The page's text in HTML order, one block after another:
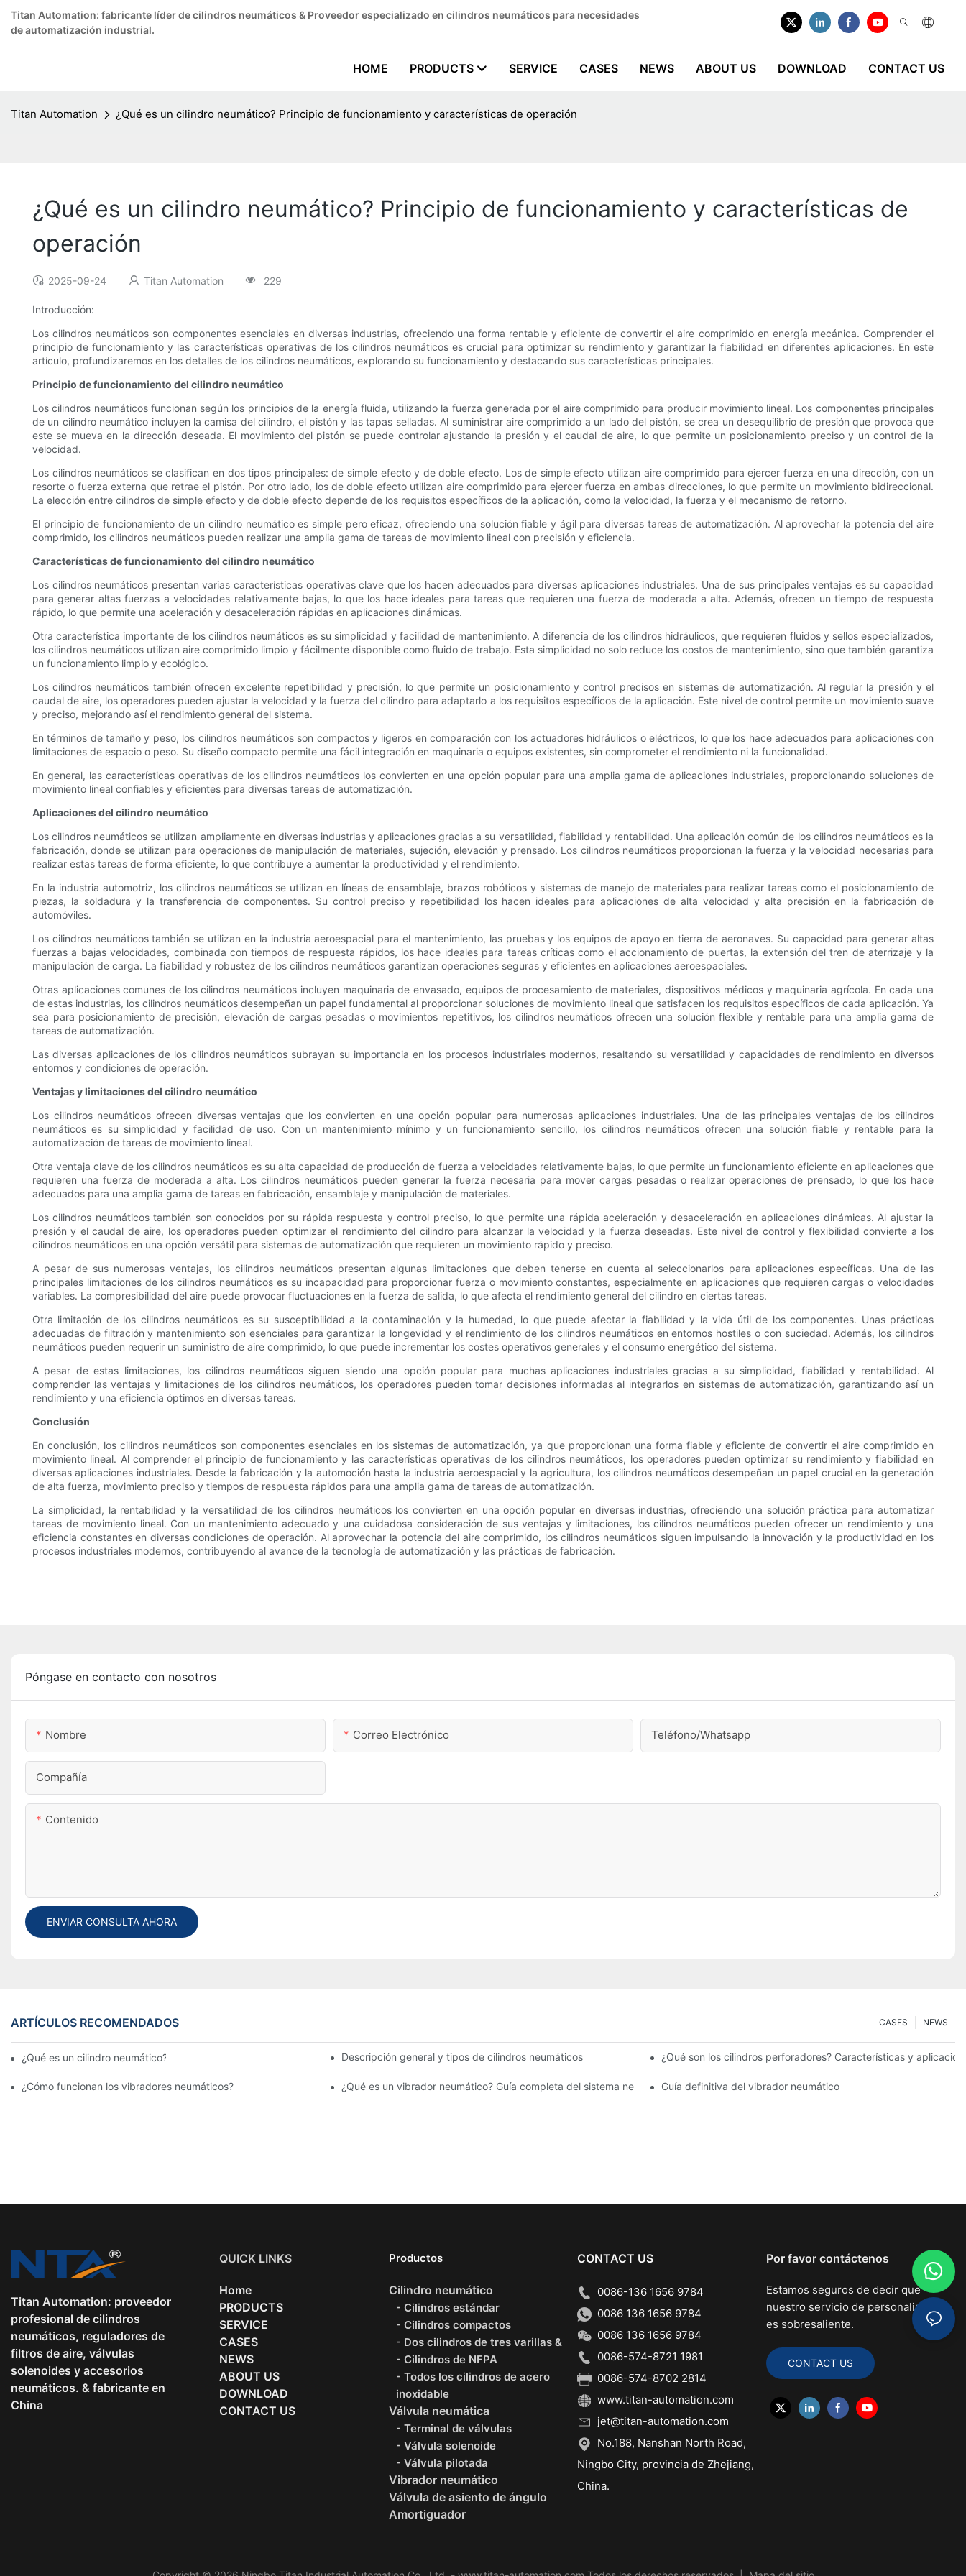
Titan Automation: fabricante líder de cilindros neumáticos & Proveedor especializado en cilindros neumáticos para necesidades
de automatización industrial.
HOME PRODUCTS SERVICE CASES NEWS ABOUT US DOWNLOAD CONTACT US
Titan Automation ¿Qué es un cilindro neumático? Principio de funcionamiento y características de operación
¿Qué es un cilindro neumático? Principio de funcionamiento y características de
operación
2025-09-24 Titan Automation 229
Introducción:
Los cilindros neumáticos son componentes esenciales en diversas industrias, ofreciendo una forma rentable y eficiente de convertir el aire comprimido en energía mecánica. Comprender el
principio de funcionamiento y las características operativas de los cilindros neumáticos es crucial para optimizar su rendimiento y garantizar la fiabilidad en diferentes aplicaciones. En este
artículo, profundizaremos en los detalles de los cilindros neumáticos, explorando su funcionamiento y destacando sus características principales.
Principio de funcionamiento del cilindro neumático
Los cilindros neumáticos funcionan según los principios de la energía fluida, utilizando la fuerza generada por el aire comprimido para producir movimiento lineal. Los componentes principales
de un cilindro neumático incluyen la camisa del cilindro, el pistón y las tapas selladas. Al suministrar aire comprimido a un lado del pistón, se crea un desequilibrio de presión que provoca que
este se mueva en la dirección deseada. El movimiento del pistón se puede controlar ajustando la presión y el caudal de aire, lo que permite un posicionamiento preciso y un control de la
velocidad.
Los cilindros neumáticos se clasifican en dos tipos principales: de simple efecto y de doble efecto. Los de simple efecto utilizan aire comprimido para ejercer fuerza en una dirección, con un
resorte o fuerza externa que retrae el pistón. Por otro lado, los de doble efecto utilizan aire comprimido para ejercer fuerza en ambas direcciones, lo que permite un movimiento bidireccional.
La elección entre cilindros de simple efecto y de doble efecto depende de los requisitos específicos de la aplicación, como la velocidad, la fuerza y ​​el mecanismo de retorno.
El principio de funcionamiento de un cilindro neumático es simple pero eficaz, ofreciendo una solución fiable y ágil para diversas tareas de automatización. Al aprovechar la potencia del aire
comprimido, los cilindros neumáticos pueden realizar una amplia gama de tareas de movimiento lineal con precisión y eficiencia.
Características de funcionamiento del cilindro neumático
Los cilindros neumáticos presentan varias características operativas clave que los hacen adecuados para diversas aplicaciones industriales. Una de sus principales ventajas es su capacidad
para generar altas fuerzas a velocidades relativamente bajas, lo que los hace ideales para tareas que requieren una fuerza de moderada a alta. Además, ofrecen un tiempo de respuesta
rápido, lo que permite una aceleración y desaceleración rápidas en aplicaciones dinámicas.
Otra característica importante de los cilindros neumáticos es su simplicidad y facilidad de mantenimiento. A diferencia de los cilindros hidráulicos, que requieren fluidos y sellos especializados,
los cilindros neumáticos utilizan aire comprimido limpio y fácilmente disponible como fluido de trabajo. Esta simplicidad no solo reduce los costos de mantenimiento, sino que también garantiza
un funcionamiento limpio y ecológico.
Los cilindros neumáticos también ofrecen excelente repetibilidad y precisión, lo que permite un posicionamiento y control precisos en sistemas de automatización. Al regular la presión y el
caudal de aire, los operadores pueden ajustar la velocidad y la fuerza del cilindro para adaptarlo a los requisitos específicos de la aplicación. Este nivel de control permite un movimiento suave
y preciso, mejorando así el rendimiento general del sistema.
En términos de tamaño y peso, los cilindros neumáticos son compactos y ligeros en comparación con los actuadores hidráulicos o eléctricos, lo que los hace adecuados para aplicaciones con
limitaciones de espacio o peso. Su diseño compacto permite una fácil integración en maquinaria o equipos existentes, sin comprometer el rendimiento ni la funcionalidad.
En general, las características operativas de los cilindros neumáticos los convierten en una opción popular para una amplia gama de aplicaciones industriales, proporcionando soluciones de
movimiento lineal confiables y eficientes para diversas tareas de automatización.
Aplicaciones del cilindro neumático
Los cilindros neumáticos se utilizan ampliamente en diversas industrias y aplicaciones gracias a su versatilidad, fiabilidad y rentabilidad. Una aplicación común de los cilindros neumáticos es la
fabricación, donde se utilizan para operaciones de manipulación de materiales, sujeción, elevación y prensado. Los cilindros neumáticos proporcionan la fuerza y ​​la velocidad necesarias para
realizar estas tareas de forma eficiente, lo que contribuye a aumentar la productividad y el rendimiento.
En la industria automotriz, los cilindros neumáticos se utilizan en líneas de ensamblaje, brazos robóticos y sistemas de manejo de materiales para realizar tareas como el posicionamiento de
piezas, la soldadura y la transferencia de componentes. Su control preciso y repetibilidad los hacen ideales para aplicaciones de alta velocidad y alta precisión en la fabricación de
automóviles.
Los cilindros neumáticos también se utilizan en la industria aeroespacial para el mantenimiento, las pruebas y los equipos de apoyo en tierra de aeronaves. Su capacidad para generar altas
fuerzas a bajas velocidades, combinada con tiempos de respuesta rápidos, los hace ideales para tareas críticas como el accionamiento de puertas, la extensión del tren de aterrizaje y la
manipulación de carga. La fiabilidad y robustez de los cilindros neumáticos garantizan operaciones seguras y eficientes en aplicaciones aeroespaciales.
Otras aplicaciones comunes de los cilindros neumáticos incluyen maquinaria de envasado, equipos de procesamiento de materiales, dispositivos médicos y maquinaria agrícola. En cada una
de estas industrias, los cilindros neumáticos desempeñan un papel fundamental al proporcionar soluciones de movimiento lineal que satisfacen los requisitos específicos de cada aplicación. Ya
sea para posicionamiento de precisión, elevación de cargas pesadas o movimientos repetitivos, los cilindros neumáticos ofrecen una solución flexible y rentable para una amplia gama de
tareas de automatización.
Las diversas aplicaciones de los cilindros neumáticos subrayan su importancia en los procesos industriales modernos, resaltando su versatilidad y capacidades de rendimiento en diversos
entornos y condiciones de operación.
Ventajas y limitaciones del cilindro neumático
Los cilindros neumáticos ofrecen diversas ventajas que los convierten en una opción popular para numerosas aplicaciones industriales. Una de las principales ventajas de los cilindros
neumáticos es su simplicidad y facilidad de uso. Con un mantenimiento mínimo y un funcionamiento sencillo, los cilindros neumáticos ofrecen una solución fiable y rentable para la
automatización de tareas de movimiento lineal.
Otra ventaja clave de los cilindros neumáticos es su alta capacidad de producción de fuerza a velocidades relativamente bajas, lo que permite un funcionamiento eficiente en aplicaciones que
requieren una fuerza de moderada a alta. Los cilindros neumáticos pueden generar la fuerza necesaria para mover cargas pesadas o realizar operaciones de prensado, lo que los hace
adecuados para una amplia gama de tareas en fabricación, ensamblaje y manipulación de materiales.
Los cilindros neumáticos también son conocidos por su rápida respuesta y control preciso, lo que permite una rápida aceleración y desaceleración en aplicaciones dinámicas. Al ajustar la
presión y el caudal de aire, los operadores pueden optimizar el rendimiento del cilindro para alcanzar la velocidad y la fuerza deseadas. Este nivel de control y flexibilidad convierte a los
cilindros neumáticos en una opción versátil para sistemas de automatización que requieren un movimiento rápido y preciso.
A pesar de sus numerosas ventajas, los cilindros neumáticos presentan algunas limitaciones que deben tenerse en cuenta al seleccionarlos para aplicaciones específicas. Una de las
principales limitaciones de los cilindros neumáticos es su incapacidad para proporcionar fuerza o movimiento constantes, especialmente en aplicaciones que requieren cargas o velocidades
variables. La compresibilidad del aire puede provocar fluctuaciones en la fuerza de salida, lo que afecta el rendimiento general del cilindro en ciertas tareas.
Otra limitación de los cilindros neumáticos es su susceptibilidad a la contaminación y la humedad, lo que puede afectar la fiabilidad y la vida útil de los componentes. Unas prácticas
adecuadas de filtración y mantenimiento son esenciales para garantizar la longevidad y el rendimiento de los cilindros neumáticos en entornos hostiles o con suciedad. Además, los cilindros
neumáticos pueden requerir un suministro de aire comprimido, lo que puede incrementar los costes operativos generales y el consumo energético del sistema.
A pesar de estas limitaciones, los cilindros neumáticos siguen siendo una opción popular para muchas aplicaciones industriales gracias a su simplicidad, fiabilidad y rentabilidad. Al
comprender las ventajas y limitaciones de los cilindros neumáticos, los operadores pueden tomar decisiones informadas al integrarlos en sistemas de automatización, garantizando así un
rendimiento y una eficiencia óptimos en diversas tareas.
Conclusión
En conclusión, los cilindros neumáticos son componentes esenciales en los sistemas de automatización, ya que proporcionan una forma fiable y eficiente de convertir el aire comprimido en
movimiento lineal. Al comprender el principio de funcionamiento y las características operativas de los cilindros neumáticos, los operadores pueden optimizar su rendimiento y fiabilidad en
diversas aplicaciones industriales. Desde la fabricación y la automoción hasta la industria aeroespacial y la agricultura, los cilindros neumáticos desempeñan un papel crucial en la generación
de alta fuerza, movimiento preciso y tiempos de respuesta rápidos para una amplia gama de tareas de automatización.
La simplicidad, la rentabilidad y la versatilidad de los cilindros neumáticos los convierten en una opción popular en diversas industrias, ofreciendo una solución práctica para automatizar
tareas de movimiento lineal. Con un mantenimiento adecuado y una cuidadosa consideración de sus ventajas y limitaciones, los cilindros neumáticos pueden ofrecer un rendimiento y una
eficiencia constantes en diversas condiciones de operación. Al aprovechar la potencia del aire comprimido, los cilindros neumáticos siguen impulsando la innovación y la productividad en los
procesos industriales modernos, contribuyendo al avance de la tecnología de automatización y las prácticas de fabricación.
Póngase en contacto con nosotros
Nombre Correo Electrónico Teléfono/whatsapp
Compañía
Contenido
ENVIAR CONSULTA AHORA
ARTÍCULOS RECOMENDADOS NEWS
CASES
¿Qué es un cilindro neumático? Tipos, componentes y procesos Descripción general y tipos de cilindros neumáticos ¿Qué son los cilindros perforadores? Características y
¿Cómo funcionan los vibradores neumáticos? ¿Qué es un vibrador neumático? Guía completa del sistema neumáticoGuía definitiva del vibrador neumático
Titan Automation: proveedor
profesional de cilindros
neumáticos, reguladores de
filtros de aire, válvulas
solenoides y accesorios
neumáticos. & fabricante en
China
QUICK LINKS
Home
PRODUCTS
SERVICE
CASES
NEWS
ABOUT US
DOWNLOAD
CONTACT US
Productos
Cilindro neumático
- Cilindros estándar
- Cilindros compactos
- Dos cilindros de tres varillas &
- Cilindros de NFPA
- Todos los cilindros de acero
inoxidable
Válvula neumática
- Terminal de válvulas
- Válvula solenoide
- Válvula pilotada
Vibrador neumático
Válvula de asiento de ángulo
Amortiguador
CONTACT US
0086-136 1656 9784
0086 136 1656 9784
0086 136 1656 9784
0086-574-8721 1981
0086-574-8702 2814
www.titan-automation.com
jet@titan-automation.com
No.188, Nanshan North Road,
Ningbo City, provincia de Zhejiang,
China.
Por favor contáctenos
Estamos seguros de decir que
nuestro servicio de personalización
es sobresaliente.
CONTACT US